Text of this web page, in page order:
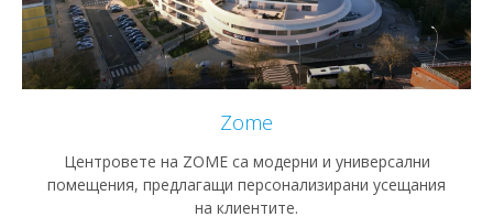
Zome
Центровете на ZOME са модерни и универсални
помещения, предлагащи персонализирани усещания
на клиентите.